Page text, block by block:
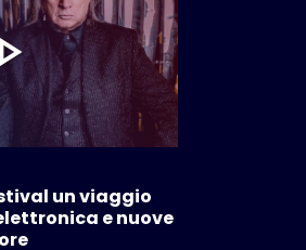
un viaggio
e nuove